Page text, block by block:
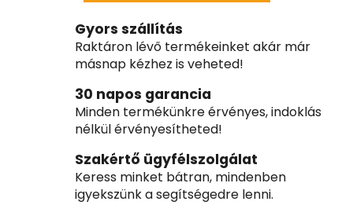
Gyors szállítás
Raktáron lévő termékeinket akár már
másnap kézhez is veheted!
30 napos garancia
Minden termékünkre érvényes, indoklás
nélkül érvényesítheted!
Szakértő ügyfélszolgálat
Keress minket bátran, mindenben
igyekszünk a segítségedre lenni.